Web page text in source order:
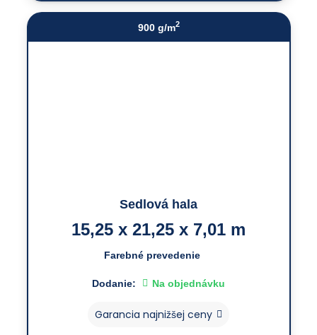
900 g/m2
Sedlová hala
15,25 x 21,25 x 7,01 m
Farebné prevedenie
Dodanie: Na objednávku
Garancia najnižšej ceny